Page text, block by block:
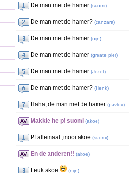
De man met de hamer (suomi)
De man met de hamer? (zanzara)
De man met de hamer (nijn)
De man met de hamer (greate pier)
De man met de hamer (Jezet)
De man met de hamer? (Henk)
Haha, de man met de hamer (pavlov)
Makkie he pf suomi (akoe)
Pf allemaal ,mooi akoe (suomi)
En de anderen!! (akoe)
Leuk akoe (nijn)